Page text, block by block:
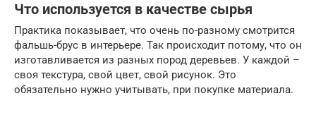
Что используется в качестве сырья
Практика показывает, что очень по-разному смотрится
фальшь-брус в интерьере. Так происходит потому, что он
изготавливается из разных пород деревьев. У каждой –
своя текстура, свой цвет, свой рисунок. Это
обязательно нужно учитывать, при покупке материала.